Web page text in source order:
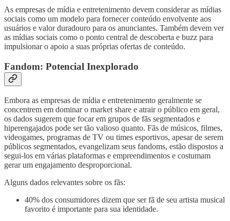
As empresas de mídia e entretenimento devem considerar as mídias
sociais como um modelo para fornecer conteúdo envolvente aos
usuários e valor duradouro para os anunciantes. Também devem ver
as mídias sociais como o ponto central de descoberta e buzz para
impulsionar o apoio a suas próprias ofertas de conteúdo.
Fandom: Potencial Inexplorado
Embora as empresas de mídia e entretenimento geralmente se
concentrem em dominar o market share e atrair o público em geral,
os dados sugerem que focar em grupos de fãs segmentados e
hiperengajados pode ser tão valioso quanto. Fãs de músicos, filmes,
videogames, programas de TV ou times esportivos, apesar de serem
públicos segmentados, evangelizam seus fandoms, estão dispostos a
segui-los em várias plataformas e empreendimentos e costumam
gerar um engajamento desproporcional.
Alguns dados relevantes sobre os fãs:
40% dos consumidores dizem que ser fã de seu artista musical
favorito é importante para sua identidade.